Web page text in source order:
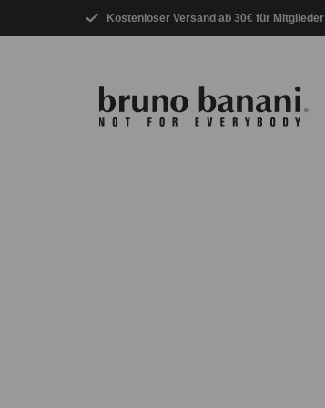
Kostenloser Versand ab 30€ für Mitglieder